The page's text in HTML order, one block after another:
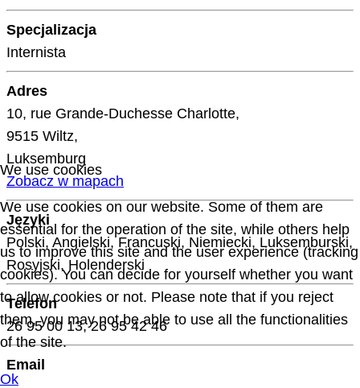
Specjalizacja
Internista
Adres
10, rue Grande-Duchesse Charlotte,
9515 Wiltz,
Luksemburg
Zobacz w mapach
Języki
Polski, Angielski, Francuski, Niemiecki, Luksemburski,
Rosyjski, Holenderski
Telefon
26 95 00 13, 26 95 42 46
Email
We use cookies
We use cookies on our website. Some of them are
essential for the operation of the site, while others help
us to improve this site and the user experience (tracking
cookies). You can decide for yourself whether you want
to allow cookies or not. Please note that if you reject
them, you may not be able to use all the functionalities
of the site.
Ok